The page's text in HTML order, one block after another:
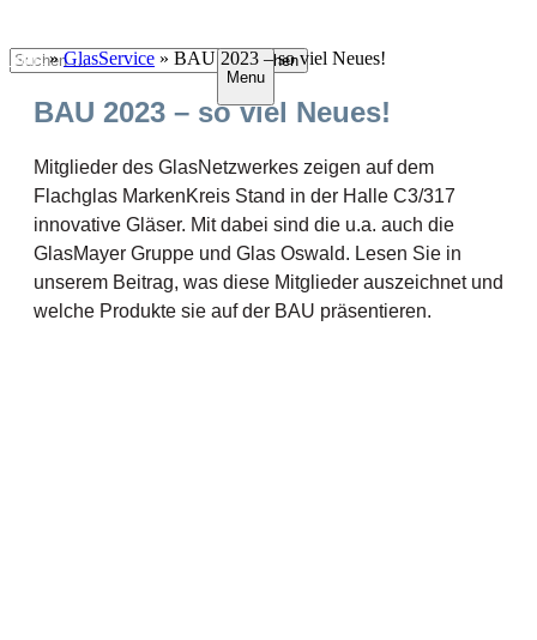
Zum
Inhalt
springen
Suchen
nach:
Menu
Start»GlasService » BAU 2023 – so viel Neues!
BAU 2023 – so viel Neues!
Mitglieder des GlasNetzwerkes zeigen auf dem
Flachglas MarkenKreis Stand in der Halle C3/317
innovative Gläser. Mit dabei sind die u.a. auch die
GlasMayer Gruppe und Glas Oswald. Lesen Sie in
unserem Beitrag, was diese Mitglieder auszeichnet und
welche Produkte sie auf der BAU präsentieren.